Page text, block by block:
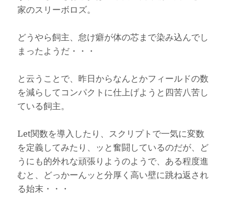
家のスリーボロズ。
どうやら飼主、怠け癖が体の芯まで染み込んでし
まったようだ・・・
と云うことで、昨日からなんとかフィールドの数
を減らしてコンパクトに仕上げようと四苦八苦し
ている飼主。
Let関数を導入したり、スクリプトで一気に変数
を定義してみたり、ッと奮闘しているのだが、ど
うにも的外れな頑張りようのようで、ある程度進
むと、どっかーんッと分厚く高い壁に跳ね返され
る始末・・・